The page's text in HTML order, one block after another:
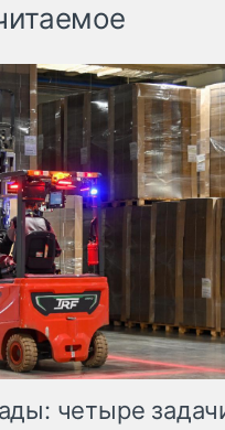
четыре